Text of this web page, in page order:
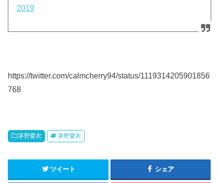
2019
https://twitter.com/calmcherry94/status/1119314205901856
768
茅野愛衣 茅野愛衣
ツイート シェア